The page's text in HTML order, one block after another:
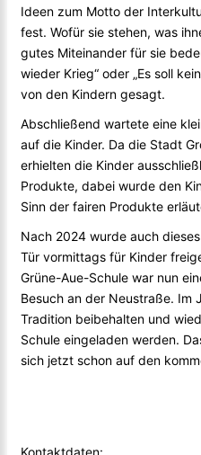
Ideen zum Motto der
fest. Wofür sie stehen, was
gutes Miteinander für sie
wieder Krieg“ oder „Es soll
von den Kindern gesagt.
Abschließend wartete eine
auf die Kinder. Da die Stadt
erhielten die Kinder
Produkte, dabei wurde den
Sinn der fairen Produkte
Nach 2024 wurde auch
Tür vormittags für Kinder
Grüne-Aue-Schule war nun
Besuch an der Neustraße. Im
Tradition beibehalten und
Schule eingeladen werden.
sich jetzt schon auf den